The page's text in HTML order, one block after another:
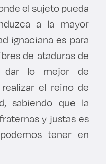
el sujeto pueda
a la mayor
ignaciana es para
de ataduras de
dar lo mejor de
el reino de
sabiendo que la
y justas es
tener en